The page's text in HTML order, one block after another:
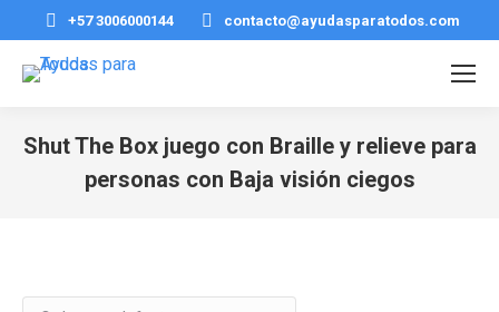
+57 3006000144 contacto@ayudasparatodos.com
Shut The Box juego con Braille y relieve para
personas con Baja visión ciegos